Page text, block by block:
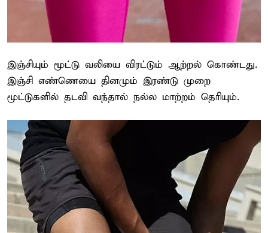
இஞ்சியும் மூட்டு வலியை விரட்டும் ஆற்றல் கொண்டது.
இஞ்சி எண்ணெயை தினமும் இரண்டு முறை
மூட்டுகளில் தடவி வந்தால் நல்ல மாற்றம் தெரியும்.